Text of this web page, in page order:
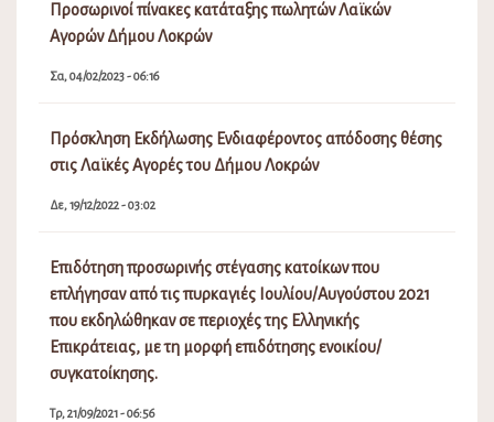
Προσωρινοί πίνακες κατάταξης πωλητών Λαϊκών
Αγορών Δήμου Λοκρών
Σα, 04/02/2023 - 06:16
Πρόσκληση Εκδήλωσης Ενδιαφέροντος απόδοσης θέσης
στις Λαϊκές Αγορές του Δήμου Λοκρών
Δε, 19/12/2022 - 03:02
Επιδότηση προσωρινής στέγασης κατοίκων που
επλήγησαν από τις πυρκαγιές Ιουλίου/Αυγούστου 2021
που εκδηλώθηκαν σε περιοχές της Ελληνικής
Επικράτειας, με τη μορφή επιδότησης ενοικίου/
συγκατοίκησης.
Τρ, 21/09/2021 - 06:56